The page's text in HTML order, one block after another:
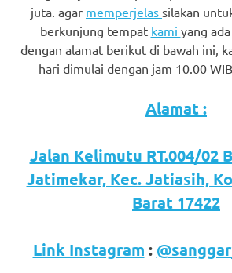
Hours
Online
replica
Discover
More
Wiht
juta. agar memperjelas silakan
berkunjung tempat kami yang
dengan alamat berikut di bawah ini,
hari dimulai dengan jam 10.00
Alamat :
Jalan Kelimutu RT.004/02
Jatimekar, Kec. Jatiasih,
Barat 17422
Link Instagram :